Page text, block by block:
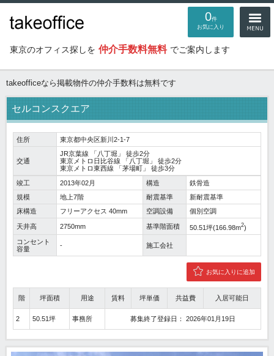
東京のオフィス探しを 仲介手数料無料 でご案内します
0件
お気に入り
takeofficeなら掲載物件の仲介手数料は無料です
セルコンスクエア
住所 東京都中央区新川2-1-7
交通
JR京葉線 「 八丁堀 」 徒歩2分
東京メトロ日比谷線 「 八丁堀 」 徒歩2分
東京メトロ東西線 「茅場町 」 徒歩3分
竣工
2013年02月 構造
鉄骨造
規模
地上7階 耐震基準
新耐震基準
床構造
フリーアクセス 40mm 空調設備 個別空調
天井高 2750mm 基準階面積 50.51坪(166.98m2)
コンセント
容量
- 施工会社
お気に入りに追加
階 坪面積 用途 賃料 坪単価 共益費 入居可能日
2 50.51坪 事務所 募集終了登録日： 2026年01月19日